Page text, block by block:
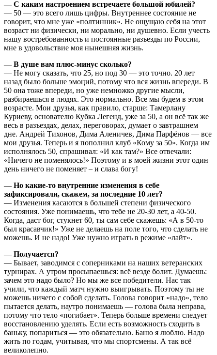
— С каким настроением встречаете большой юбилей?
— 50 — это всего лишь цифры. Внутреннее состояние не
говорит, что мне уже «полтинник». Не ощущаю себя на этот
возраст ни физически, ни морально, ни душевно. Если учесть
нашу востребованность и постоянные разъезды по России,
мне в удовольствие моя нынешняя жизнь.
— В душе вам плюс-минус сколько?
— Не могу сказать, что 25, но под 30 — это точно. 20 лет
назад было больше эмоций, потому что вся жизнь впереди. В
50 она тоже впереди, но уже немножко другие мысли,
разбираешься в людях. Это нормально. Все мы будем в этом
возрасте. Мои друзья, как правило, старше: Тамерлану
Куриеву, основателю Кубка Легенд, уже за 50, а он всё так же
весь в разъездах, делах, переговорах, думает о завтрашнем
дне. Андрей Тихонов, Дима Аленичев, Дима Парфёнов — все
мои друзья. Теперь и я пополнил клуб «Кому за 50». Когда им
исполнялось 50, спрашивал: «И как там?» Все отвечали:
«Ничего не поменялось!» Поэтому и в моей жизни этот один
день ничего не поменяет – и слава богу!
— Но какие-то внутренние изменения в себе
зафиксировали, скажем, за последние 10 лет?
— Изменения касаются в большей степени физического
состояния. Уже понимаешь, что тебе не 20-30 лет, а 40-50.
Когда, даст бог, стукнет 60, ты сам себе скажешь: «А в 50-то
был красавчик!» Уже не делаешь на поле того, что сделать не
можешь. И не надо! Уже нужно играть в режиме «лайт».
— Получается?
— Бывает, заводимся с соперниками на наших ветеранских
турнирах. А утром просыпаешься: всё везде болит. Думаешь:
зачем это надо было? Но мы же все победители. Нас так
учили, что каждый матч нужно выигрывать. Поэтому ты не
можешь ничего с собой сделать. Голова говорит «надо», тело
пытается делать, наутро понимаешь — голова была неправа,
потому что тело «погибает». Теперь больше времени следует
восстановлению уделять. Если есть возможность сходить в
баньку, попариться — это обязательно. Баню я люблю. Надо
жить по годам, учитывая, что мы спортсмены. А так всё
великолепно.